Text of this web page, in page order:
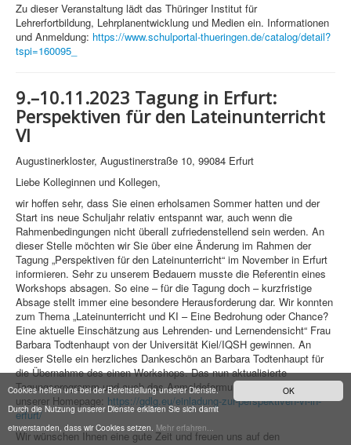
OK
Cookies helfen uns bei der Bereitstellung unserer Dienste.
Durch die Nutzung unserer Dienste erklären Sie sich damit
einverstanden, dass wir Cookies setzen. Mehr erfahren...
Zu dieser Veranstaltung lädt das Thüringer Institut für
Lehrerfortbildung, Lehrplanentwicklung und Medien ein. Informationen
und Anmeldung: https://www.schulportal-thueringen.de/catalog/detail?
tspi=160095_
9.–10.11.2023 Tagung in Erfurt:
Perspektiven für den Lateinunterricht
VI
Augustinerkloster, Augustinerstraße 10, 99084 Erfurt
Liebe Kolleginnen und Kollegen,
wir hoffen sehr, dass Sie einen erholsamen Sommer hatten und der
Start ins neue Schuljahr relativ entspannt war, auch wenn die
Rahmenbedingungen nicht überall zufriedenstellend sein werden. An
dieser Stelle möchten wir Sie über eine Änderung im Rahmen der
Tagung „Perspektiven für den Lateinunterricht“ im November in Erfurt
informieren. Sehr zu unserem Bedauern musste die Referentin eines
Workshops absagen. So eine – für die Tagung doch – kurzfristige
Absage stellt immer eine besondere Herausforderung dar. Wir konnten
zum Thema „Lateinunterricht und KI – Eine Bedrohung oder Chance?
Eine aktuelle Einschätzung aus Lehrenden- und Lernendensicht“ Frau
Barbara Todtenhaupt von der Universität Kiel/IQSH gewinnen. An
dieser Stelle ein herzliches Dankeschön an Barbara Todtenhaupt für
die Übernahme des einen Workshops. Das nun aktualisierte
Tagungsprogramm und auch das Anmeldeformular finden Sie auf
unserer Homepage: https://gdlg.eu/einladung-zur-perspektiven-vi-in-
erfurt/
Wir wünschen Ihnen eine gute Zeit und freuen uns auf den